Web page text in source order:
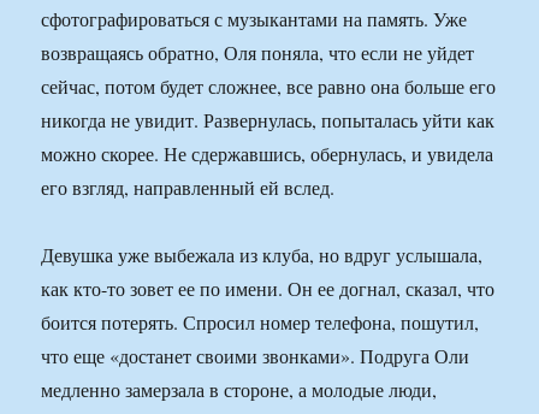
сфотографироваться с музыкантами на память. Уже
возвращаясь обратно, Оля поняла, что если не уйдет
сейчас, потом будет сложнее, все равно она больше его
никогда не увидит. Развернулась, попыталась уйти как
можно скорее. Не сдержавшись, обернулась, и увидела
его взгляд, направленный ей вслед.
Девушка уже выбежала из клуба, но вдруг услышала,
как кто-то зовет ее по имени. Он ее догнал, сказал, что
боится потерять. Спросил номер телефона, пошутил,
что еще «достанет своими звонками». Подруга Оли
медленно замерзала в стороне, а молодые люди,